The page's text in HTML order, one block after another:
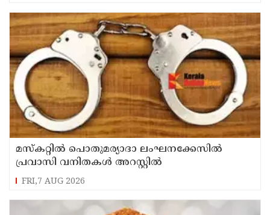
മസ്‌കറ്റില്‍ പൊതുമര്യാദാ ലംഘനക്കേസില്‍
പ്രവാസി വനിതകള്‍ അറസ്റ്റില്‍
FRI,7 AUG 2026